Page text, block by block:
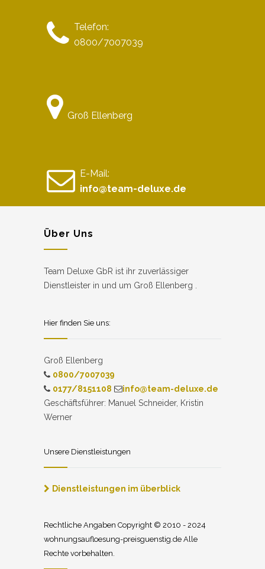
Telefon:
0800/7007039
Groß Ellenberg
E-Mail:
info@team-deluxe.de
Über Uns
Team Deluxe GbR ist ihr zuverlässiger
Dienstleister in und um Groß Ellenberg .
Hier finden Sie uns:
Groß Ellenberg
0800/7007039
0177/8151108
info@team-deluxe.de
Geschäftsführer: Manuel Schneider, Kristin
Werner
Unsere Dienstleistungen
Dienstleistungen im überblick
Rechtliche Angaben Copyright © 2010 - 2024
wohnungsaufloesung-preisguenstig.de Alle
Rechte vorbehalten.